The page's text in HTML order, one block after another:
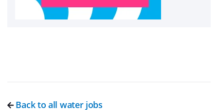
Back to all water jobs